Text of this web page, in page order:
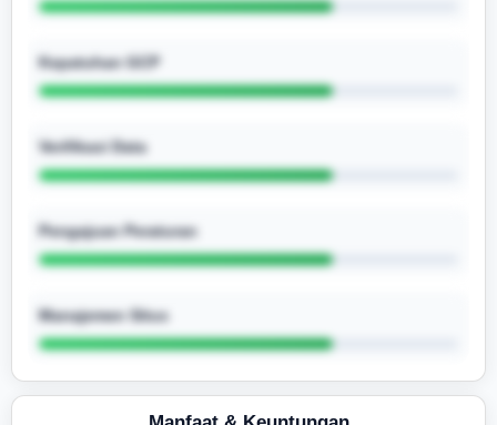
Kepatuhan GCP
Verifikasi Data
Pengajuan Peraturan
Manajemen Situs